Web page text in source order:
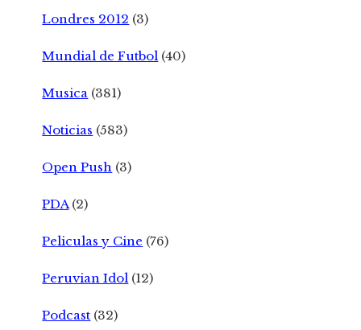
Londres 2012 (3)
Mundial de Futbol (40)
Musica (381)
Noticias (583)
Open Push (3)
PDA(2)
Peliculas y Cine (76)
Peruvian Idol (12)
Podcast (32)